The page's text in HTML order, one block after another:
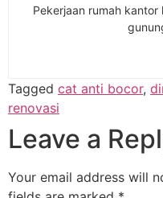
Pekerjaan rumah
Tagged cat anti bocor,
renovasi
Leave a
Your email address will